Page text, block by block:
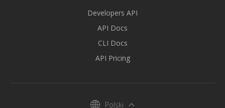
Developers API
API Docs
CLI Docs
API Pricing
Polski